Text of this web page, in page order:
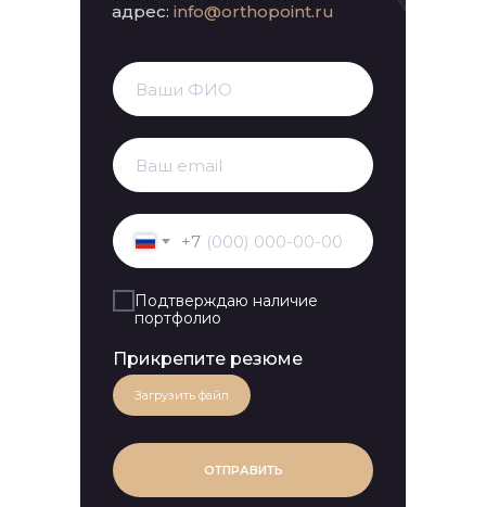
адрес: info@orthopoint.ru
+7
Подтверждаю наличие
портфолио
Прикрепите резюме
Загрузить файл
ОТПРАВИТЬ